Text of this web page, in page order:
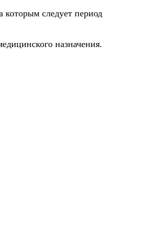
которым следует период
назначения.